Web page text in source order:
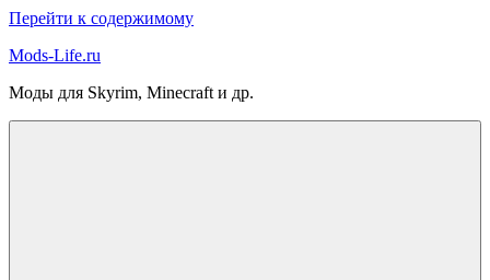
Перейти к содержимому
Mods-Life.ru
Моды для Skyrim, Minecraft и др.